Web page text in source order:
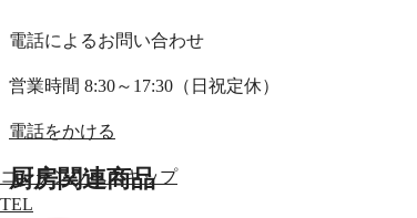
電話によるお問い合わせ
営業時間 8:30～17:30（日祝定休）
電話をかける
コンテンツへスキップ
TEL
厨房関連商品